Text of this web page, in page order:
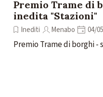
Premio Trame di
inedita "Stazioni"
Inediti Menabo 04/
Premio Trame di borghi